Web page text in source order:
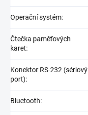
Operační systém:
Čtečka paměťových
karet:
Konektor RS-232 (sériový
port):
Bluetooth: